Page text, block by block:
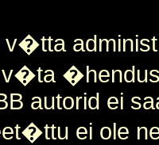
v�ta
autorid ei
ei ole